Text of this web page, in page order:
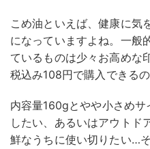
こめ油といえば、健康に気
になっていますよね。一般
ているものは少々お高めな
税込み108円で購入できる
内容量160gとやや小さめ
したい、あるいはアウトド
鮮なうちに使い切りたい…